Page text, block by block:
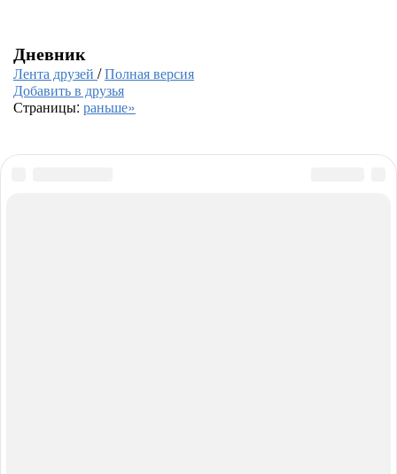
Дневник
Лента друзей /Полная версия
Добавить в друзья
Страницы: раньше»